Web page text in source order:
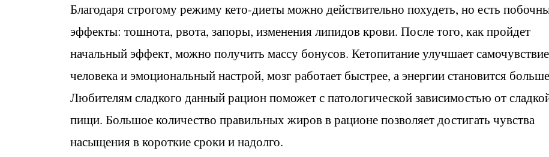
Благодаря строгому режиму кето-диеты можно действительно похудеть, но есть
эффекты: тошнота, рвота, запоры, изменения липидов крови. После того, как пройдет
начальный эффект, можно получить массу бонусов. Кетопитание улучшает самочувствие
человека и эмоциональный настрой, мозг работает быстрее, а энергии становится
Любителям сладкого данный рацион поможет с патологической зависимостью от
пищи. Большое количество правильных жиров в рационе позволяет достигать чувства
насыщения в короткие сроки и надолго.